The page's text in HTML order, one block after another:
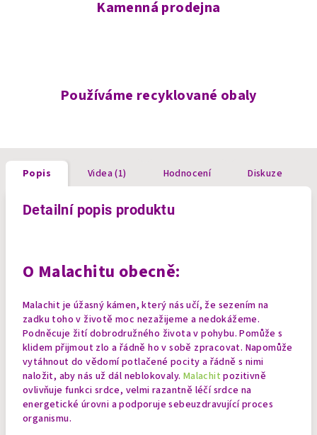
Kamenná prodejna
Používáme recyklované obaly
Popis Videa (1) Hodnocení Diskuze
Detailní popis produktu
O Malachitu obecně:
Malachit je úžasný kámen, který nás učí, že sezením na
zadku toho v životě moc nezažijeme a nedokážeme.
Podněcuje žití dobrodružného života v pohybu. Pomůže s
klidem přijmout zlo a řádně ho v sobě zpracovat. Napomůže
vytáhnout do vědomí potlačené pocity a řádně s nimi
naložit, aby nás už dál neblokovaly. Malachit pozitivně
ovlivňuje funkci srdce, velmi razantně léčí srdce na
energetické úrovni a podporuje sebeuzdravující proces
organismu.